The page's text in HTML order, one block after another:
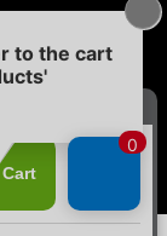
right reserved.